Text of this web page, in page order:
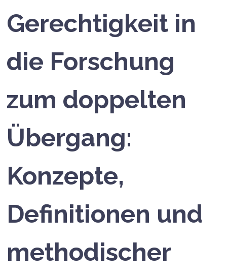
Gerechtigkeit in
die Forschung
zum doppelten
Übergang:
Konzepte,
Definitionen und
methodischer